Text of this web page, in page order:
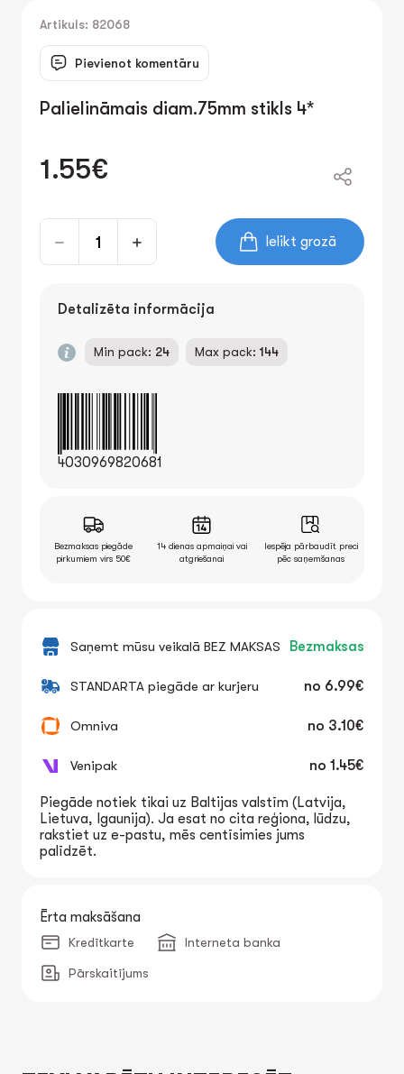
Artikuls: 82068
Pievienot komentāru
Palielināmais diam.75mm stikls 4*
1.55€
Ielikt grozā
Detalizēta informācija
Min pack: 24 Max pack: 144
4030969820681
Bezmaksas piegāde
pirkumiem virs 50€
14 dienas apmaiņai vai
atgriešanai
Iespēja pārbaudīt preci
pēc saņemšanas
Saņemt mūsu veikalā BEZ MAKSAS Bezmaksas
STANDARTA piegāde ar kurjeru no 6.99€
Omniva no 3.10€
Venipak no 1.45€
Piegāde notiek tikai uz Baltijas valstīm (Latvija,
Lietuva, Igaunija). Ja esat no cita reģiona, lūdzu,
rakstiet uz e-pastu, mēs centīsimies jums
palīdzēt.
Ērta maksāšana
Kredītkarte Interneta banka
Pārskaitījums